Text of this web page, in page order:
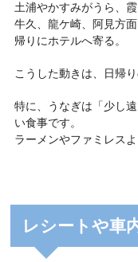
土浦やかすみがうら、
牛久、龍ケ崎、阿見方面
帰りにホテルへ寄る。
こうした動きは、日帰
特に、うなぎは「少し
い食事です。
ラーメンやファミレス
レシートや車